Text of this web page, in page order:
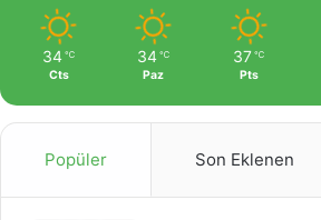
34 ℃
Cts
34 ℃
Paz
37 ℃
Pts
Popüler Son Eklenen